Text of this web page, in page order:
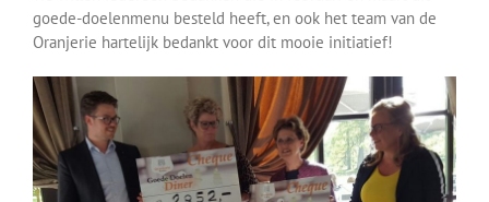
goede-doelenmenu besteld heeft, en ook het team van de
Oranjerie hartelijk bedankt voor dit mooie initiatief!